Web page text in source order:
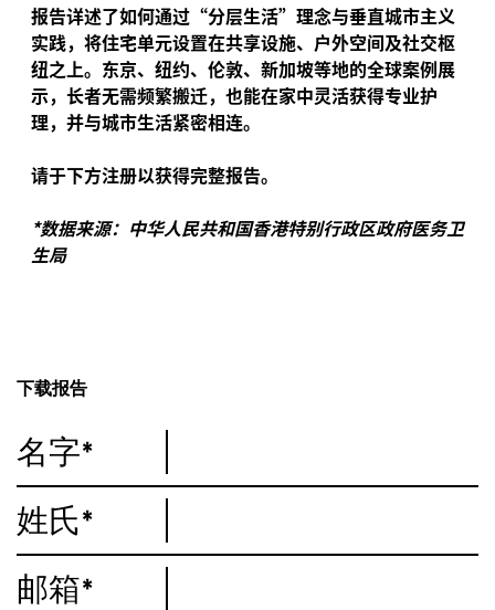
报告详述了如何通过“分层生活”理念与垂直城市主义
实践，将住宅单元设置在共享设施、户外空间及社交枢
纽之上。东京、纽约、伦敦、新加坡等地的全球案例展
示，长者无需频繁搬迁，也能在家中灵活获得专业护
理，并与城市生活紧密相连。
请于下方注册以获得完整报告。
*数据来源：中华人民共和国香港特别行政区政府医务卫
生局